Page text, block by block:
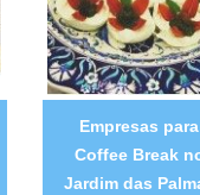
Empresas para
Coffee Break
Jardim das